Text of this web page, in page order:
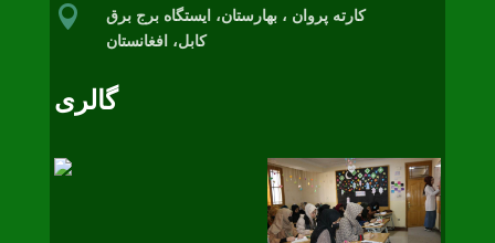

کارته پروان ، بهارستان،‌ ایستگاه برج برق
کابل، افغانستان
گالری